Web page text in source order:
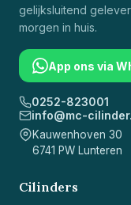
gelijksluitend
morgen in huis.
App ons via
0252-823001
info@mc-
Kauwenhoven 30
6741 PW Lunteren
Cilinders